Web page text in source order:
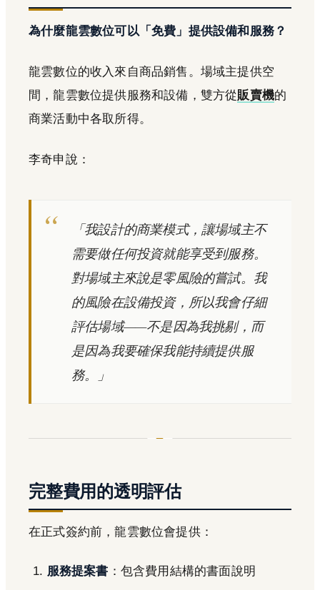
為什麼龍雲數位可以「免費」提供設備和服務？
龍雲數位的收入來自商品銷售。場域主提供空
間，龍雲數位提供服務和設備，雙方從販賣機的
商業活動中各取所得。
李奇申說：
「我設計的商業模式，讓場域主不
需要做任何投資就能享受到服務。
對場域主來說是零風險的嘗試。我
的風險在設備投資，所以我會仔細
評估場域——不是因為我挑剔，而
是因為我要確保我能持續提供服
務。」
完整費用的透明評估
在正式簽約前，龍雲數位會提供：
服務提案書 ：包含費用結構的書面說明